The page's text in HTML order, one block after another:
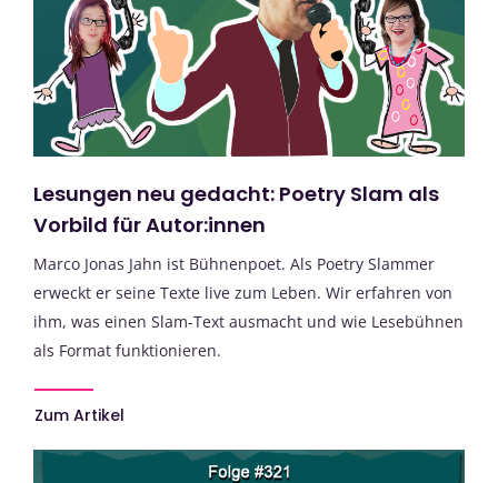
Lesungen neu gedacht: Poetry Slam als
Vorbild für Autor:innen
Marco Jonas Jahn ist Bühnenpoet. Als Poetry Slammer
erweckt er seine Texte live zum Leben. Wir erfahren von
ihm, was einen Slam-Text ausmacht und wie Lesebühnen
als Format funktionieren.
Zum Artikel